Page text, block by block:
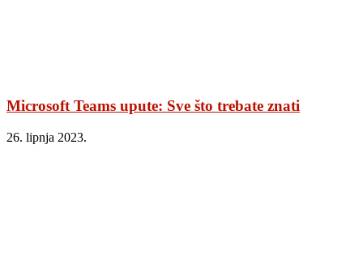
Microsoft Teams upute: Sve što trebate znati
26. lipnja 2023.